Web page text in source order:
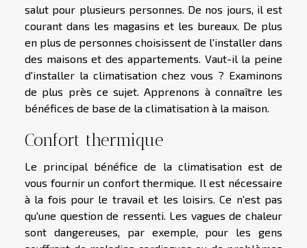
salut pour plusieurs personnes. De nos jours, il est
courant dans les magasins et les bureaux. De plus
en plus de personnes choisissent de l'installer dans
des maisons et des appartements. Vaut-il la peine
d'installer la climatisation chez vous ? Examinons
de plus près ce sujet. Apprenons à connaître les
bénéfices de base de la climatisation à la maison.
Confort thermique
Le principal bénéfice de la climatisation est de
vous fournir un confort thermique. Il est nécessaire
à la fois pour le travail et les loisirs. Ce n'est pas
qu'une question de ressenti. Les vagues de chaleur
sont dangereuses, par exemple, pour les gens